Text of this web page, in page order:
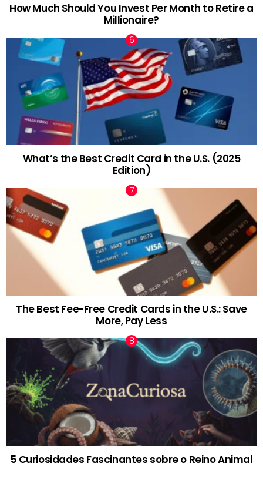
How Much Should You Invest Per Month to Retire a
Millionaire?
What’s the Best Credit Card in the U.S. (2025
Edition)
The Best Fee-Free Credit Cards in the U.S.: Save
More, Pay Less
5 Curiosidades Fascinantes sobre o Reino Animal